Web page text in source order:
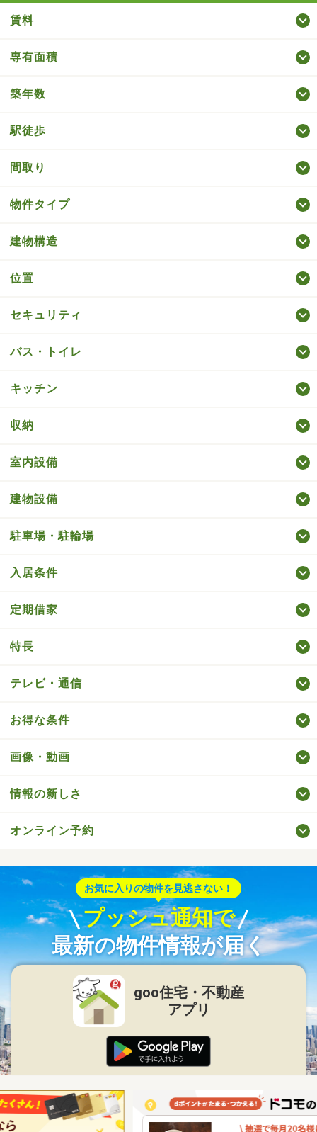
賃料
専有面積
築年数
駅徒歩
間取り
物件タイプ
建物構造
位置
セキュリティ
バス・トイレ
キッチン
収納
室内設備
建物設備
駐車場・駐輪場
入居条件
定期借家
特長
テレビ・通信
お得な条件
画像・動画
情報の新しさ
オンライン予約
お気に入りの物件を見逃さない！
プッシュ通知で
最新の物件情報が届く
goo住宅・不動産
アプリ